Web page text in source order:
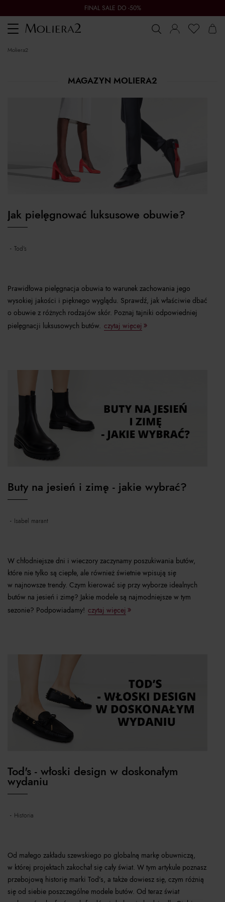
FINAL SALE DO -50%
Toggle
navigation
moliera2
MAGAZYN MOLIERA2
Jak pielęgnować luksusowe obuwie?
tod's
Prawidłowa pielęgnacja obuwia to warunek zachowania jego
wysokiej jakości i pięknego wyglądu. Sprawdź, jak właściwie dbać
o obuwie z różnych rodzajów skór. Poznaj tajniki odpowiedniej
pielęgnacji luksusowych butów. czytaj więcej
Buty na jesień i zimę - jakie wybrać?
isabel marant
W chłodniejsze dni i wieczory zaczynamy poszukiwania butów,
które nie tylko są ciepłe, ale również świetnie wpisują się
w najnowsze trendy. Czym kierować się przy wyborze idealnych
butów na jesień i zimę? Jakie modele są najmodniejsze w tym
sezonie? Podpowiadamy! czytaj więcej
Tod's - włoski design w doskonałym
wydaniu
historia
Od małego zakładu szewskiego po globalną markę obuwniczą,
w której projektach zakochał się cały świat. W tym artykule poznasz
przebojową historię marki Tod’s, a także dowiesz się, czym różnią
się od siebie poszczególne modele butów. Od teraz świat